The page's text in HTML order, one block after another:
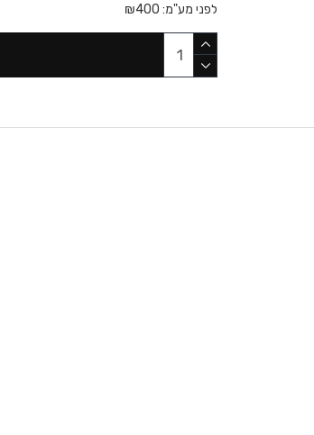
לפני מע"מ: ₪400